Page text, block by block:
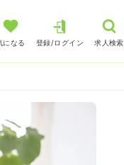
になる 登録/ログイン 求人検索